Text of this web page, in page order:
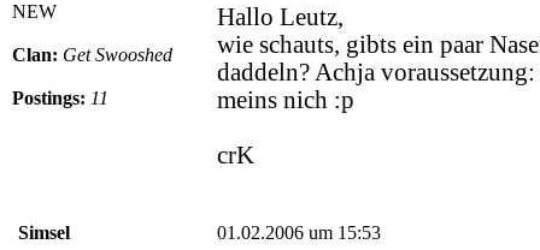
NEW
Clan: Get Swooshed
Postings: 11
Hallo Leutz,
wie schauts, gibts ein paar
daddeln? Achja
meins nich :p
crK
Simsel
01.02.2006 um 15:53